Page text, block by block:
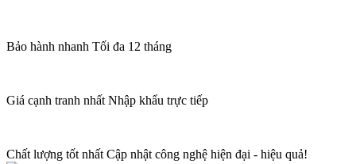
Bảo hành nhanh Tối đa 12 tháng
Giá cạnh tranh nhất Nhập khẩu trực tiếp
Chất lượng tốt nhất Cập nhật công nghệ hiện đại - hiệu quả!